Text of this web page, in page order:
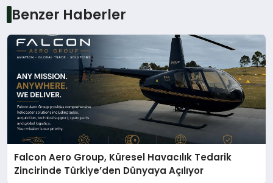
Benzer Haberler
Falcon Aero Group, Küresel Havacılık Tedarik
Zincirinde Türkiye’den Dünyaya Açılıyor